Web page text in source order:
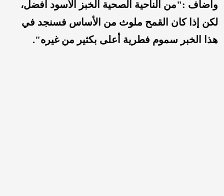
وأضاف :"من الناحية الصحية الخبز الأسود أفضل،
لكن إذا كان القمح ملوث من الأساس فسنجد في
هذا الخبر سموم فطرية أعلى بكثير من غيره".